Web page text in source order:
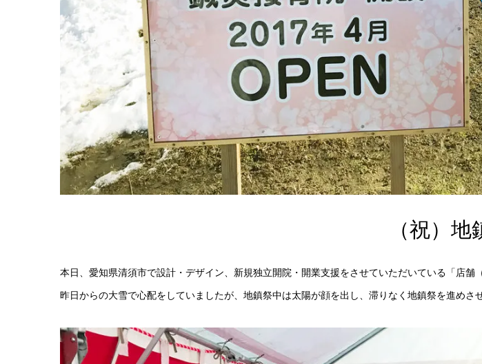
（祝）地
本日、愛知県清須市で設計・デザイン、新規独立開院・開業支援をさせていただいている「店
昨日からの大雪で心配をしていましたが、地鎮祭中は太陽が顔を出し、滞りなく地鎮祭を進めさ